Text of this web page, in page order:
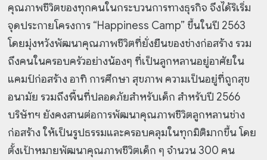
คุณภาพชีวิตของทุกคนในกระบวนการทางธุรกิจ จึงได้ริเริ่ม
จุดประกายโครงการ “Happiness Camp” ขึ้นในปี 2563
โดยมุ่งหวังพัฒนาคุณภาพชีวิตที่ยั่งยืนของช่างก่อสร้าง รวม
ถึงคนในครอบครัวอย่างน้องๆ ที่เป็นลูกหลานอยู่อาศัยใน
แคมป์ก่อสร้าง อาทิ การศึกษา สุขภาพ ความเป็นอยู่ที่ถูกสุข
อนามัย รวมถึงพื้นที่ปลอดภัยสำหรับเด็ก สำหรับปี 2566
บริษัทฯ ยังคงสานต่อการพัฒนาคุณภาพชีวิตลูกหลานช่าง
ก่อสร้าง ให้เป็นรูปธรรมและครอบคลุมในทุกมิติมากขึ้น โดย
ตั้งเป้าหมายพัฒนาคุณภาพชีวิตเด็ก ๆ จำนวน 300 คน